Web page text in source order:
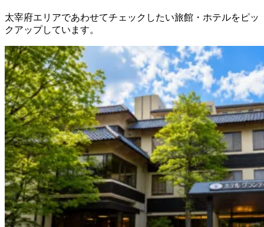
太宰府エリアであわせてチェックしたい旅館・ホテルをピッ
クアップしています。